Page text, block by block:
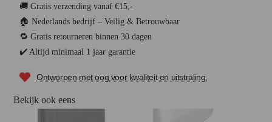
🚚 Gratis verzending vanaf €15,-
🏠 Nederlands bedrijf – Veilig & Betrouwbaar
🔁 Gratis retourneren binnen 30 dagen
✔️ Altijd minimaal 1 jaar garantie
Ontworpen met oog voor kwaliteit en uitstraling.
Bekijk ook eens